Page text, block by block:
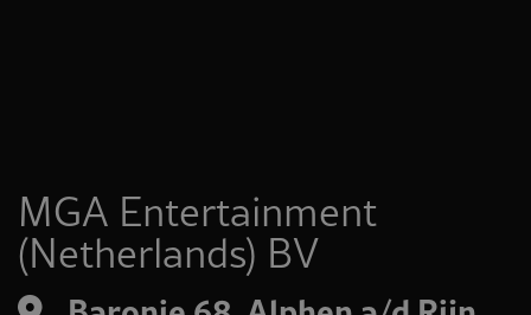
MGA Entertainment
(Netherlands) BV